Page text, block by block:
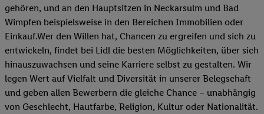
gehören, und an den Hauptsitzen in Neckarsulm und Bad
Wimpfen beispielsweise in den Bereichen Immobilien oder
Einkauf.Wer den Willen hat, Chancen zu ergreifen und sich zu
entwickeln, findet bei Lidl die besten Möglichkeiten, über sich
hinauszuwachsen und seine Karriere selbst zu gestalten. Wir
legen Wert auf Vielfalt und Diversität in unserer Belegschaft
und geben allen Bewerbern die gleiche Chance – unabhängig
von Geschlecht, Hautfarbe, Religion, Kultur oder Nationalität.